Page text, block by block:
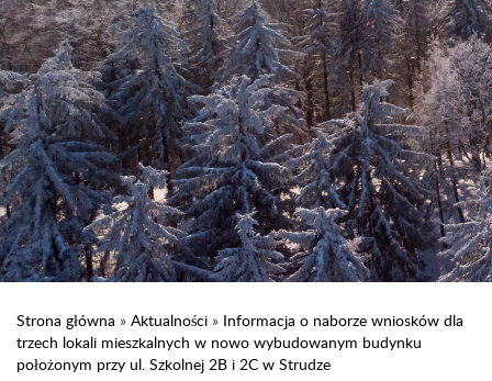
Strona główna » Aktualności » Informacja o naborze wniosków dla
trzech lokali mieszkalnych w nowo wybudowanym budynku
położonym przy ul. Szkolnej 2B i 2C w Strudze